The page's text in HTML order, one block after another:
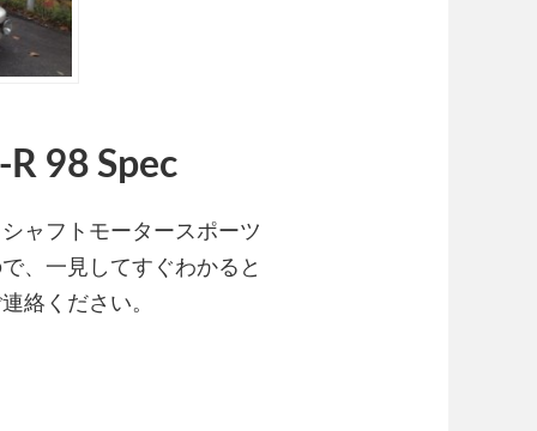
98 Spec
ャフトモータースポーツ
、一見してすぐわかると
絡ください。